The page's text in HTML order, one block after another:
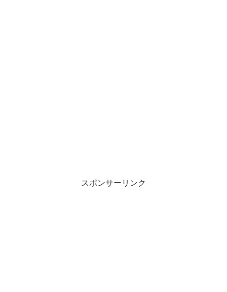
スポンサーリンク